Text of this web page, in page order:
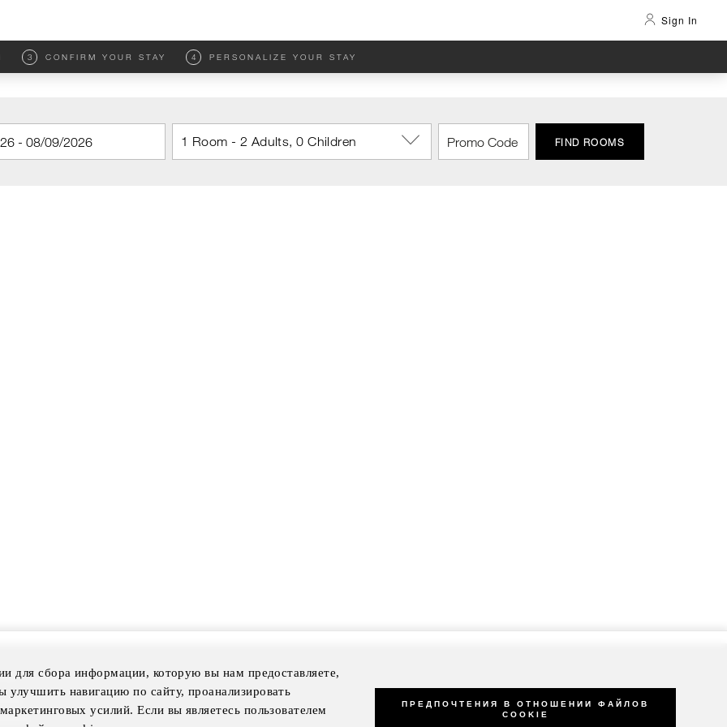
Sign In
3 CONFIRM YOUR STAY 4 PERSONALIZE YOUR STAY
1 Room - 2 Adults, 0 Children FIND ROOMS
для сбора информации, которую вы нам предоставляете,
навигацию по сайту, проанализировать
усилий. Если вы являетесь пользователем
ПРЕДПОЧТЕНИЯ В ОТНОШЕНИИ ФАЙЛОВ
COOKIE